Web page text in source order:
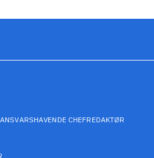
CHEFREDAKTØR